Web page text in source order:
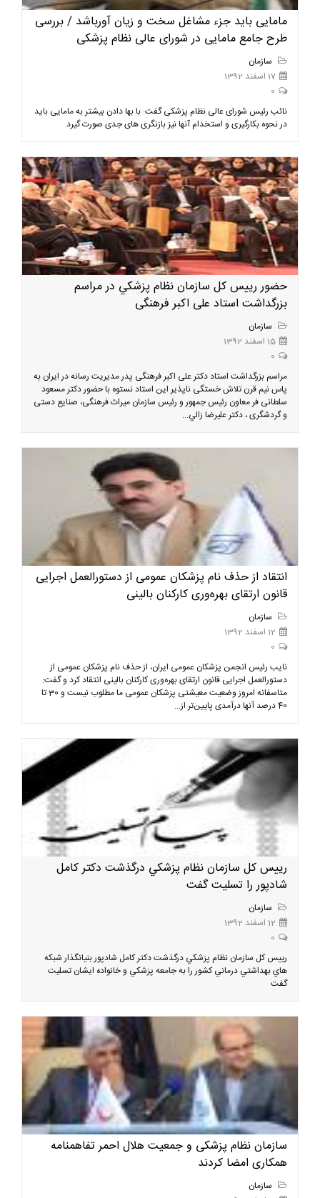
مامایی باید جزء مشاغل سخت و زیان آورباشد / بررسی
طرح جامع مامایی در شورای عالی نظام پزشکی
سازمان
17 اسفند 1392
0
نائب رئیس شورای عالی نظام پزشکی گفت: با بها دادن بیشتر به مامایی باید
در نحوه بکارگیری و استخدام آنها نیز بازنگری های جدی صورت گیرد
حضور رييس كل سازمان نظام پزشكي در مراسم
بزرگداشت استاد علی اکبر فرهنگی
سازمان
15 اسفند 1392
0
مراسم بزرگداشت استاد دکتر علی اکبر فرهنگی پدر مدیریت رسانه در ایران به
پاس نیم قرن تلاش خستگی ناپذیر این استاد نستوه با حضور دکتر مسعود
سلطانی فر معاون رئیس جمهور و رئیس سازمان میراث فرهنگی، صنایع دستی
و گردشگری ، دكتر عليرضا زالي...
انتقاد از حذف نام پزشکان عمومی از دستورالعمل اجرایی
قانون ارتقای بهره‌وری کارکنان بالینی
سازمان
12 اسفند 1392
0
نایب رئیس انجمن پزشکان عمومی ایران، از حذف نام پزشکان عمومی از
دستورالعمل اجرایی قانون ارتقای بهره‌وری کارکنان بالینی انتقاد کرد و گفت:
متاسفانه امروز وضعیت معیشتی پزشکان عمومی ما مطلوب نیست و 30 تا
40 درصد آنها درآمدی پایین‌تر از...
رييس كل سازمان نظام پزشكي درگذشت دكتر كامل
شادپور را تسلیت گفت
سازمان
12 اسفند 1392
0
رييس كل سازمان نظام پزشكي درگذشت دكتر كامل شادپور بنيانگذار شبكه
هاي بهداشتي درماني كشور را به جامعه پزشكي و خانواده ايشان تسليت
گفت
سازمان نظام پزشکی و جمعیت هلال احمر تفاهمنامه
همکاری امضا کردند
سازمان